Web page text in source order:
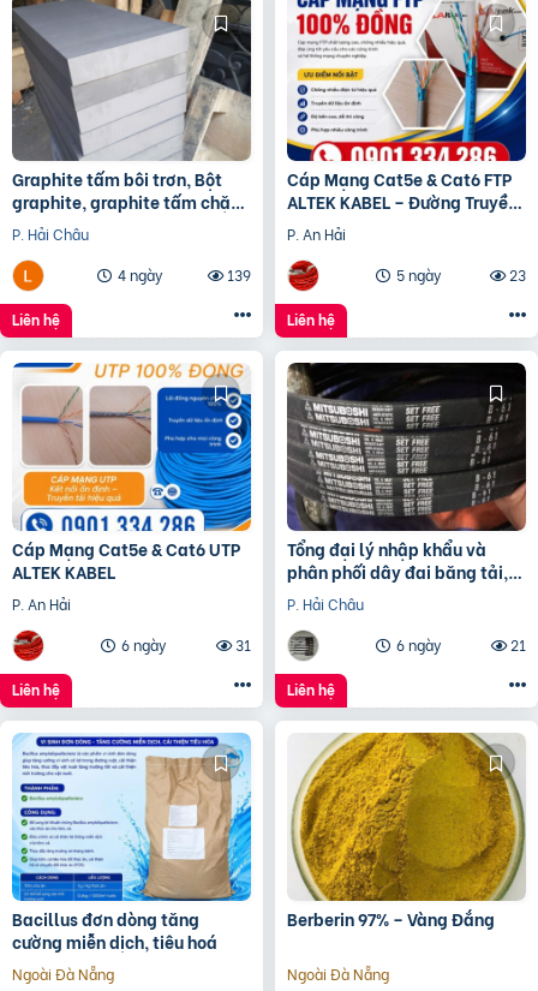
Graphite tấm bôi trơn, Bột
graphite, graphite tấm chặn
đầu lò, điện cực graphite
P. Hải Châu
4 ngày
139
Liên hệ
Cáp Mạng Cat5e & Cat6 FTP
ALTEK KABEL – Đường Truyền
Ổn Định, Chống Nhiễu Hiệu
Quả
P. An Hải
5 ngày
23
Liên hệ
Cáp Mạng Cat5e & Cat6 UTP
ALTEK KABEL
P. An Hải
6 ngày
31
Liên hệ
Tổng đại lý nhập khẩu và
phân phối dây đai băng tải,
dây Curoa các loại
P. Hải Châu
6 ngày
21
Liên hệ
Bacillus đơn dòng tăng
cường miễn dịch, tiêu hoá
Ngoài Đà Nẵng
Berberin 97% – Vàng Đắng
Ngoài Đà Nẵng